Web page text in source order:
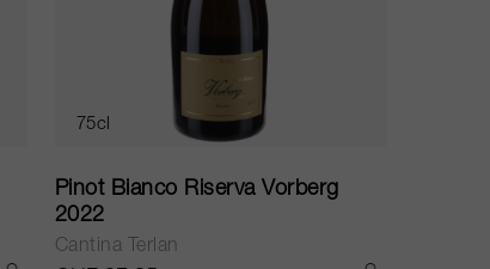
75cl
Pinot Bianco Riserva Vorberg
2022
Cantina Terlan